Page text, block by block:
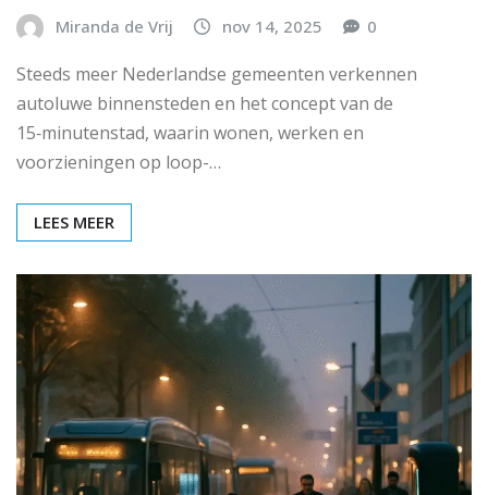
Miranda de Vrij nov 14, 2025 0
Steeds meer Nederlandse gemeenten verkennen
autoluwe binnensteden en het concept van de
15‑minutenstad, waarin wonen, werken en
voorzieningen op loop-…
LEES MEER